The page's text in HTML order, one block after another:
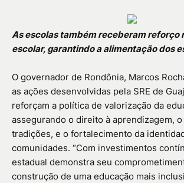
As escolas também receberam reforço
escolar, garantindo a alimentação dos
O governador de Rondônia, Marcos
as ações desenvolvidas pela SRE de
reforçam a política de valorização da
assegurando o direito à aprendizagem,
tradições, e o fortalecimento da
comunidades. “Com investimentos
estadual demonstra seu
construção de uma educação mais